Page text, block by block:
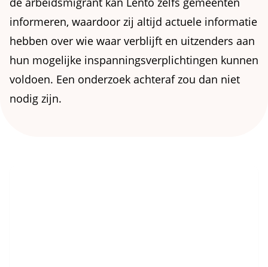
informeren, waardoor zij altijd actuele informatie
hebben over wie waar verblijft en uitzenders aan
hun mogelijke inspanningsverplichtingen kunnen
voldoen. Een onderzoek achteraf zou dan niet
nodig zijn.